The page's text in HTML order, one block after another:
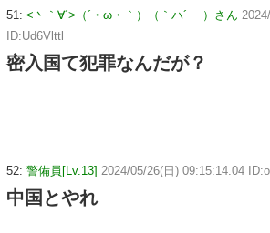
51: <丶｀∀´>（´・ω・｀）（｀ハ´ ）さん
ID:Ud6Vlttl
密入国て犯罪なんだが？
52: 警備員[Lv.13] 2024/05/26(日) 09:15:14.04
中国とやれ